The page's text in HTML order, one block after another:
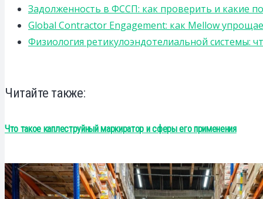
Задолженность в ФССП: как проверить и какие
Global Contractor Engagement: как Mellow
Физиология ретикулоэндотелиальной системы:
Читайте также:
Что такое каплеструйный маркиратор и сферы его применения